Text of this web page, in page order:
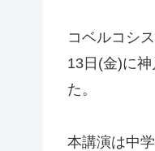
コベルコシ
13日(金)に
た。
本講演は中